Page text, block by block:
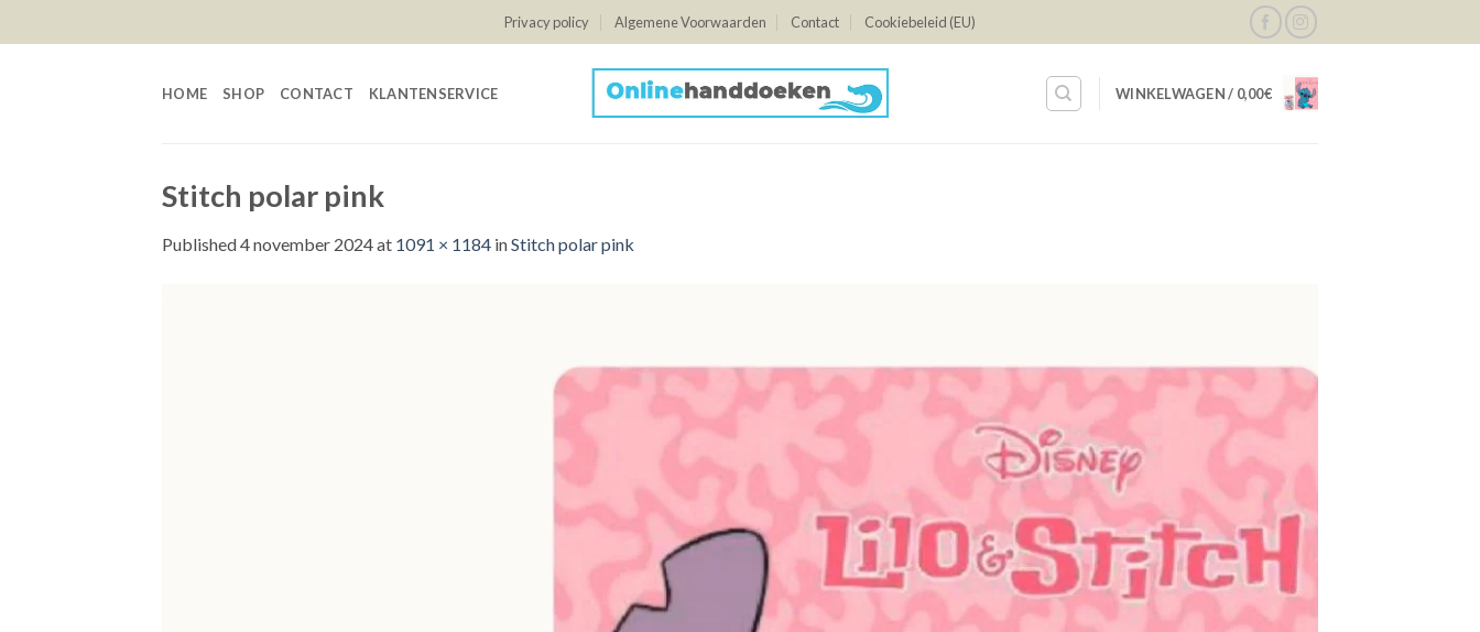
to
Privacy policy Algemene Voorwaarden Contact Cookiebeleid (EU)
HOME SHOP CONTACT KLANTENSERVICE WINKELWAGEN / 0,00€
Stitch polar pink
Published4 november 2024at 1091 × 1184 inStitch polar pink